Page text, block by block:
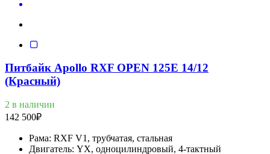
Питбайк Apollo RXF OPEN 125E 14/12
(Красный)
2 в наличии
142 500₽
Рама: RXF V1, трубчатая, стальная
Двигатель: YX, одноцилиндровый, 4-тактный